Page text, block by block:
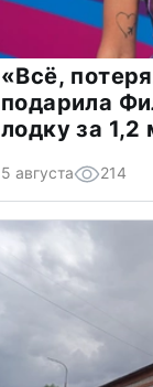
«Всё,
подарила
лодку за 1,2
5 августа 214